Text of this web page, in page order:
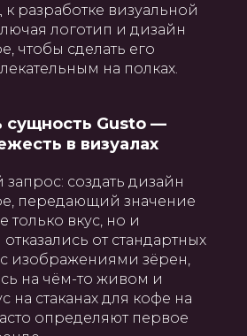
разработке визуальной
логотип и дизайн
чтобы сделать его
на полках.
сущность Gusto —
в визуалах
создать дизайн
передающий значение
только вкус, но и
от стандартных
изображениями зёрен,
на чём-то живом и
на стаканах для кофе на
определяют первое